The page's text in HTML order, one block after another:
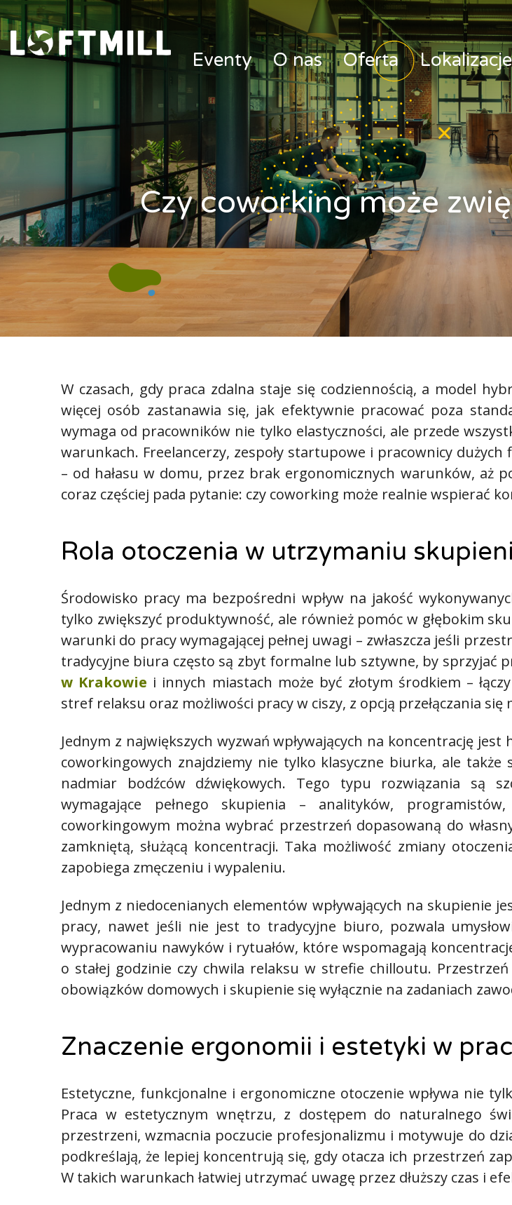
Loftmill.com
Eventy
O nas Oferta Lokalizacje
Czy coworking może
W czasach, gdy praca zdalna staje się codziennością, a model
więcej osób zastanawia się, jak efektywnie pracować poza
wymaga od pracowników nie tylko elastyczności, ale przede
warunkach. Freelancerzy, zespoły startupowe i pracownicy
– od hałasu w domu, przez brak ergonomicznych warunków, aż
coraz częściej pada pytanie: czy coworking może realnie wspierać
Rola otoczenia w utrzymaniu
Środowisko pracy ma bezpośredni wpływ na jakość
tylko zwiększyć produktywność, ale również pomóc w głębokim
warunki do pracy wymagającej pełnej uwagi – zwłaszcza jeśli
tradycyjne biura często są zbyt formalne lub sztywne, by sprzyjać
w Krakowie i innych miastach może być złotym środkiem –
stref relaksu oraz możliwości pracy w ciszy, z opcją przełączania
Jednym z największych wyzwań wpływających na koncentrację
coworkingowych znajdziemy nie tylko klasyczne biurka, ale
nadmiar bodźców dźwiękowych. Tego typu rozwiązania są
wymagające pełnego skupienia – analityków,
coworkingowym można wybrać przestrzeń dopasowaną do
zamkniętą, służącą koncentracji. Taka możliwość zmiany
zapobiega zmęczeniu i wypaleniu.
Jednym z niedocenianych elementów wpływających na skupienie
pracy, nawet jeśli nie jest to tradycyjne biuro, pozwala
wypracowaniu nawyków i rytuałów, które wspomagają
o stałej godzinie czy chwila relaksu w strefie chilloutu.
obowiązków domowych i skupienie się wyłącznie na zadaniach
Znaczenie ergonomii i estetyki w
Estetyczne, funkcjonalne i ergonomiczne otoczenie wpływa nie
Praca w estetycznym wnętrzu, z dostępem do naturalnego
przestrzeni, wzmacnia poczucie profesjonalizmu i motywuje do
podkreślają, że lepiej koncentrują się, gdy otacza ich przestrzeń
W takich warunkach łatwiej utrzymać uwagę przez dłuższy czas i